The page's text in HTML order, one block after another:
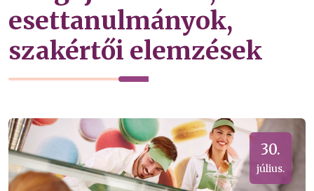
esettanulmányok,
szakértői elemzések
30.
július.